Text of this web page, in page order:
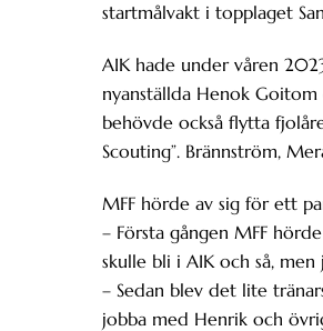
startmålvakt i topplaget
AIK hade under våren
nyanställda Henok
behövde också flytta
Scouting”. Brännström,
MFF hörde av sig för ett
– Första gången MFF
skulle bli i AIK och så,
– Sedan blev det lite
jobba med Henrik och